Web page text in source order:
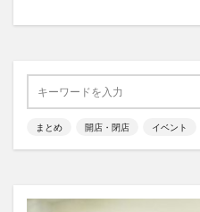
まとめ 開店・閉店 イベント